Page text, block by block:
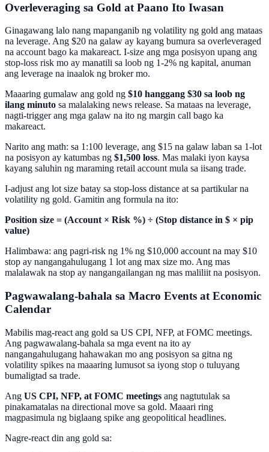
Overleveraging sa Gold at Paano Ito Iwasan
Ginagawang lalo nang mapanganib ng volatility ng gold ang mataas
na leverage. Ang $20 na galaw ay kayang bumura sa overleveraged
na account bago ka makareact. I-size ang mga posisyon upang ang
stop-loss risk mo ay manatili sa loob ng 1-2% ng kapital, anuman
ang leverage na inaalok ng broker mo.
Maaaring gumalaw ang gold ng $10 hanggang $30 sa loob ng
ilang minuto sa malalaking news release. Sa mataas na leverage,
nagti-trigger ang mga galaw na ito ng margin call bago ka
makareact.
Narito ang math: sa 1:100 leverage, ang $15 na galaw laban sa 1-lot
na posisyon ay katumbas ng $1,500 loss. Mas malaki iyon kaysa
kayang saluhin ng maraming retail account mula sa iisang trade.
I-adjust ang lot size batay sa stop-loss distance at sa partikular na
volatility ng gold. Gamitin ang formula na ito:
Position size = (Account × Risk %) ÷ (Stop distance in $ × pip
value)
Halimbawa: ang pagri-risk ng 1% ng $10,000 account na may $10
stop ay nangangahulugang 1 lot ang max size mo. Ang mas
malalawak na stop ay nangangailangan ng mas maliliit na posisyon.
Pagwawalang-bahala sa Macro Events at Economic
Calendar
Mabilis mag-react ang gold sa US CPI, NFP, at FOMC meetings.
Ang pagwawalang-bahala sa mga event na ito ay
nangangahulugang hahawakan mo ang posisyon sa gitna ng
volatility spikes na maaaring lumusot sa iyong stop o tuluyang
bumaligtad sa trade.
Ang US CPI, NFP, at FOMC meetings ang nagtutulak sa
pinakamatalas na directional move sa gold. Maaari ring
magpasimula ng biglaang spike ang geopolitical headlines.
Nagre-react din ang gold sa: